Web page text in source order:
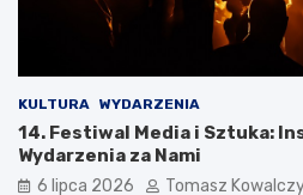
KULTURA WYDARZENIA
14. Festiwal Media i Sztuka:
Wydarzenia za Nami
6 lipca 2026 Tomasz